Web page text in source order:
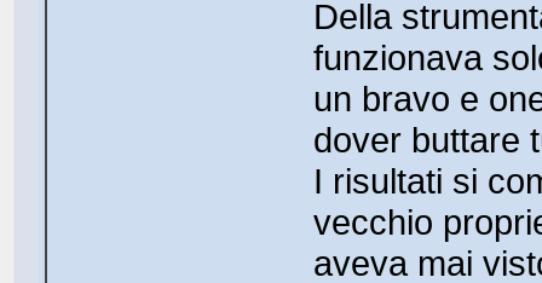
Della
funzionava
un bravo e
dover buttare
I risultati si
vecchio
aveva mai